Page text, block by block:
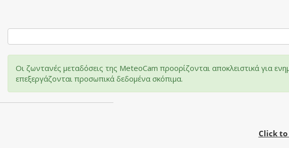
Οι ζωντανές μεταδόσεις της MeteoCam προορίζονται αποκλειστικά για
επεξεργάζονται προσωπικά δεδομένα σκόπιμα.